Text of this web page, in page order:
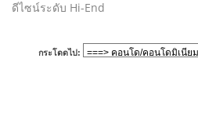
ดีไซน์ระดับ Hi-End
กระโดดไป: